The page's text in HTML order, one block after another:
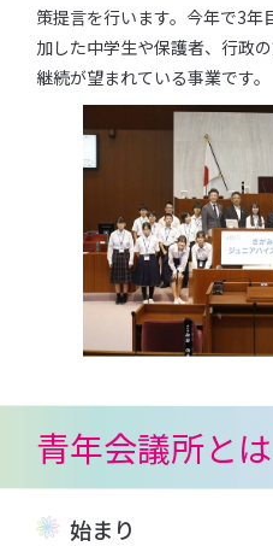
策提⾔を⾏います。今年で3
加した中学⽣や保護者、⾏政
継続が望まれている事業です。
青年会議所と
始まり